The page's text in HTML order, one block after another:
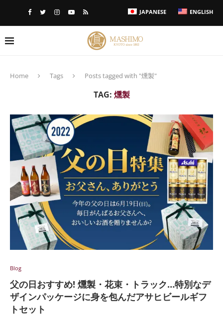
JAPANESE ENGLISH
Home Tags Posts tagged with "燻製"
TAG: 燻製
Blog
父の日おすすめ! 燻製・花束・トラック…特別なデ
ザインパッケージに身を包んだアサヒビールギフ
トセット